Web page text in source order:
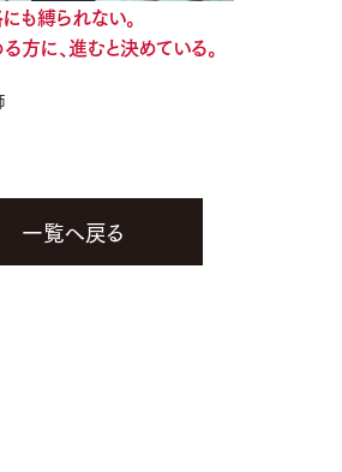
も縛られない。
方に、進むと決めている。
一覧へ戻る